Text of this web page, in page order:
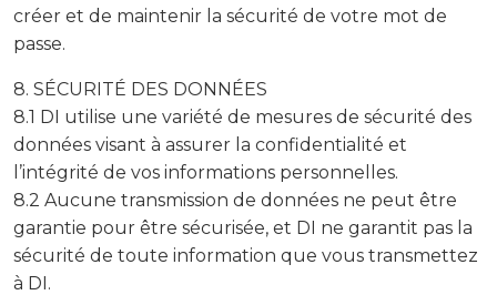
créer et de maintenir la sécurité de votre mot de
passe.
8. SÉCURITÉ DES DONNÉES
8.1 DI utilise une variété de mesures de sécurité des
données visant à assurer la confidentialité et
l’intégrité de vos informations personnelles.
8.2 Aucune transmission de données ne peut être
garantie pour être sécurisée, et DI ne garantit pas la
sécurité de toute information que vous transmettez
à DI.